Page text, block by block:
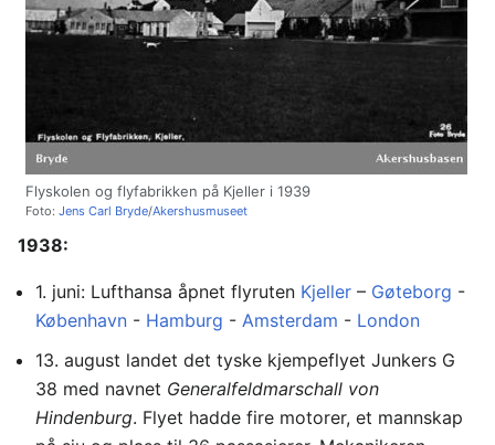
Flyskolen og flyfabrikken på Kjeller i 1939
Foto: Jens Carl Bryde/Akershusmuseet
1938:
1. juni: Lufthansa åpnet flyruten Kjeller – Gøteborg -
København - Hamburg - Amsterdam - London
13. august landet det tyske kjempeflyet Junkers G
38 med navnet Generalfeldmarschall von
Hindenburg. Flyet hadde fire motorer, et mannskap